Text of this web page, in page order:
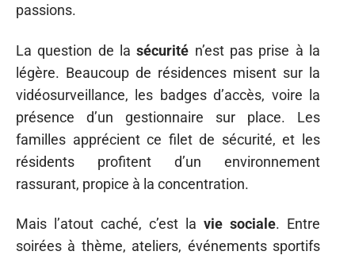
passions.
La question de lasécurité n’est pas prise à la
légère. Beaucoup de résidences misent sur la
vidéosurveillance, les badges d’accès, voire la
présence d’un gestionnaire sur place. Les
familles apprécient ce filet de sécurité, et les
résidents profitent d’un environnement
rassurant, propice à la concentration.
Mais l’atout caché, c’est la vie sociale. Entre
soirées à thème, ateliers, événements sportifs